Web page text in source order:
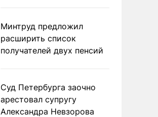
Минтруд предложил
расширить список
получателей двух пенсий
Суд Петербурга заочно
арестовал супругу
Александра Невзорова